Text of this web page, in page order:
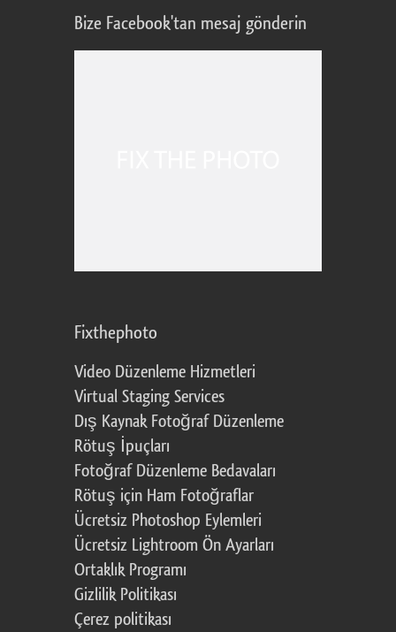
Bize Facebook'tan mesaj gönderin
Fixthephoto
Video Düzenleme Hizmetleri
Virtual Staging Services
Dış Kaynak Fotoğraf Düzenleme
Rötuş İpuçları
Fotoğraf Düzenleme Bedavaları
Rötuş için Ham Fotoğraflar
Ücretsiz Photoshop Eylemleri
Ücretsiz Lightroom Ön Ayarları
Ortaklık Programı
Gizlilik Politikası
Çerez politikası